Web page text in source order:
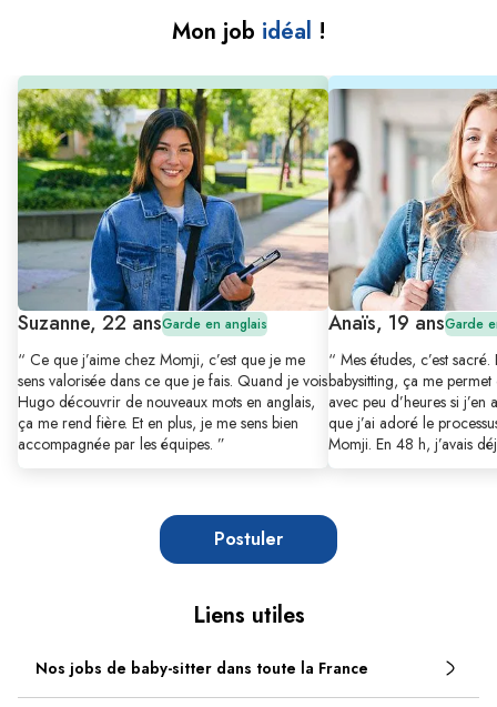
Mon job idéal !
Suzanne, 22 ansGarde en anglais
“ Ce que j’aime chez Momji, c’est que je me
sens valorisée dans ce que je fais. Quand je vois
Hugo découvrir de nouveaux mots en anglais,
ça me rend fière. Et en plus, je me sens bien
accompagnée par les équipes. ”
Anaïs, 19 ansGarde
“ Mes études, c’est
babysitting, ça me
avec peu d’heures si
que j’ai adoré le
Momji. En 48 h, j’avais
Postuler
Liens utiles
Nos jobs de baby-sitter dans toute la France